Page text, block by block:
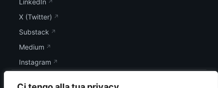
LinkedIn
X (Twitter)
Substack
Medium
Instagram